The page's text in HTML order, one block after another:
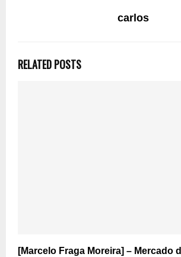
carlos
RELATED POSTS
[Marcelo Fraga Moreira] – Mercado